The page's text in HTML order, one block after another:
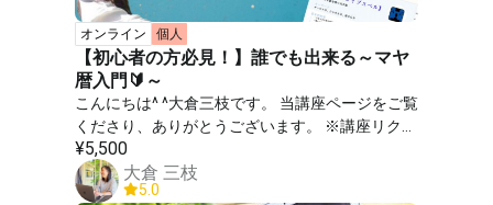
オンライン 個人
【初心者の方必見！】誰でも出来る～マヤ
暦入門🔰～
こんにちは^ ^大倉三枝です。 当講座ページをご覧
くださり、ありがとうございます。 ※講座リクエ
スト大歓迎です！ この講座は、 ”占いが初めて”
”マヤ暦って何？” という方でもたった90分でマヤ
暦鑑定が習得できる入門講座です。 マヤ暦の見方
¥5,500
大倉 三枝
5.0